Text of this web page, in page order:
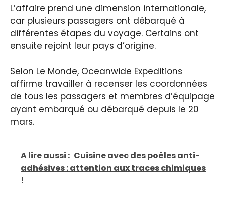
L’affaire prend une dimension internationale,
car plusieurs passagers ont débarqué à
différentes étapes du voyage. Certains ont
ensuite rejoint leur pays d’origine.
Selon Le Monde, Oceanwide Expeditions
affirme travailler à recenser les coordonnées
de tous les passagers et membres d’équipage
ayant embarqué ou débarqué depuis le 20
mars.
A lire aussi : Cuisine avec des poêles anti-
adhésives : attention aux traces chimiques
!